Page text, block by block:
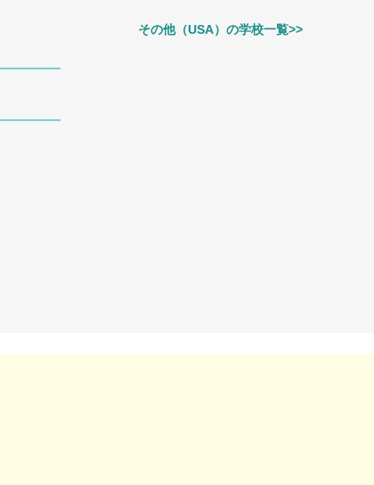
その他（USA）の学校一覧>>